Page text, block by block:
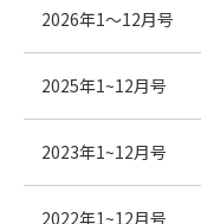
2026年1〜12月号
2025年1~12月号
2023年1~12月号
2022年1~12月号